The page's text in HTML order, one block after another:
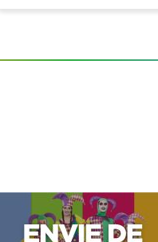
Décoration Halloween